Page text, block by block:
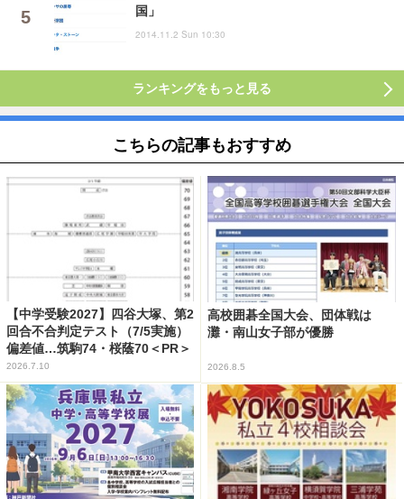
国」
2014.11.2 Sun 10:30
ランキングをもっと見る
こちらの記事もおすすめ
【中学受験2027】四谷大塚、第2
回合不合判定テスト（7/5実施）
偏差値…筑駒74・桜蔭70＜PR＞
2026.7.10
高校囲碁全国大会、団体戦は
灘・南山女子部が優勝
2026.8.5